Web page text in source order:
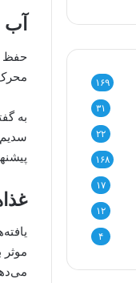
آب
حفظ
به
سدیم
۱۶۹
۳۱
۲۲
۱۶۸
۱۷
۱۲
۴